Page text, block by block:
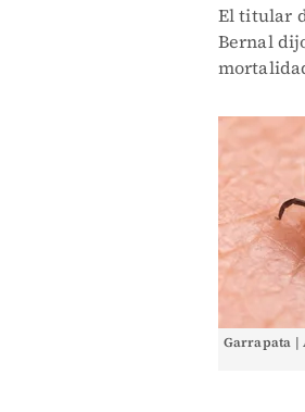
El titular
Bernal
Garrapata |